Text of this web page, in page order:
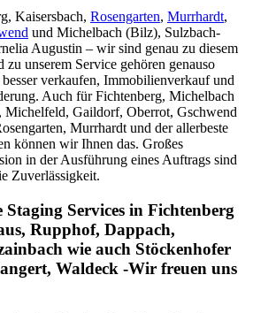
Kaisersbach, Rosengarten, Murrhardt,
und Michelbach (Bilz), Sulzbach-
Augustin – wir sind genau zu diesem
unserem Service gehören genauso
verkaufen, Immobilienverkauf und
Auch für Fichtenberg, Michelbach
Gaildorf, Oberrot, Gschwend
Murrhardt und der allerbeste
können wir Ihnen das. Großes
in der Ausführung eines Auftrags sind
Zuverlässigkeit.
Services in Fichtenberg
Rupphof, Dappach,
wie auch Stöckenhofer
Waldeck -Wir freuen uns